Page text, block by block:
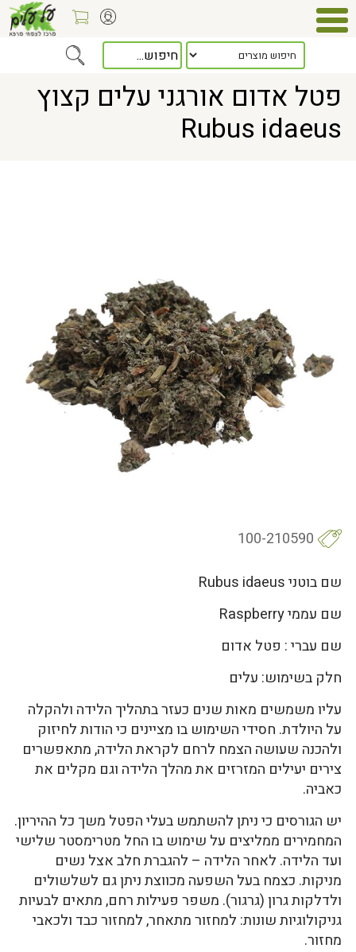
> פטל אדום אורגני עלים קצוץ Rubus idaeus
פטל אדום אורגני עלים קצוץ
Rubus idaeus
100-210590
שם בוטני Rubus idaeus
שם עממי Raspberry
שם עברי : פטל אדום
חלק בשימוש: עלים
עליו משמשים מאות שנים כעזר בתהליך הלידה ולהקלה
על היולדת. חסידי השימוש בו מציינים כי הודות לחיזוק
ולהכנה שעושה הצמח לרחם לקראת הלידה, מתאפשרים
צירים יעילים המזרזים את מהלך הלידה וגם מקלים את
כאביה.
יש הגורסים כי ניתן להשתמש בעלי הפטל משך כל ההיריון.
המחמירים ממליצים על שימוש בו החל מטרימסטר שלישי
ועד הלידה. לאחר הלידה – להגברת חלב אצל נשים
מניקות. כצמח בעל השפעה מכווצת ניתן גם לשלשולים
ולדלקות גרון (גרגור). משפר פעילות רחם, מתאים לבעיות
גניקולוגיות שונות: למחזור מתאחר, למחזור כבד ולכאבי
מחזור.